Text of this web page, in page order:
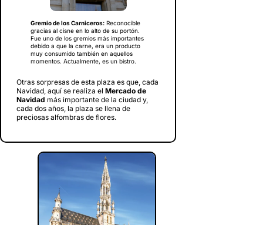
Gremio de los Carniceros: Reconocible
gracias al cisne en lo alto de su portón.
Fue uno de los gremios más importantes
debido a que la carne, era un producto
muy consumido también en aquellos
momentos. Actualmente, es un bistro.
Otras sorpresas de esta plaza es que, cada
Navidad, aquí se realiza el Mercado de
Navidad más importante de la ciudad y,
cada dos años, la plaza se llena de
preciosas alfombras de flores.